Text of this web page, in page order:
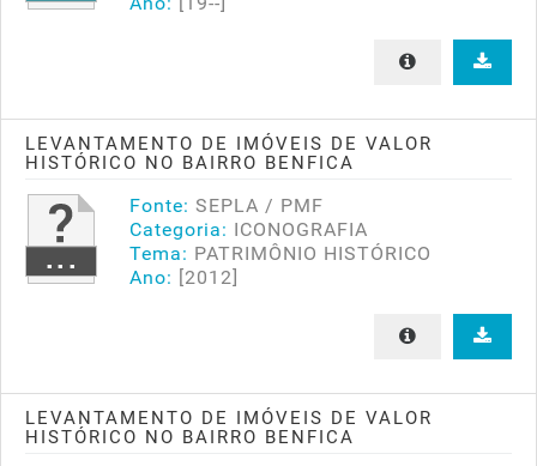
LEVANTAMENTO DE IMÓVEIS DE VALOR
HISTÓRICO NO BAIRRO BENFICA
Fonte: SEPLA / PMF
Categoria: ICONOGRAFIA
Tema: PATRIMÔNIO HISTÓRICO
Ano: [2012]
LEVANTAMENTO DE IMÓVEIS DE VALOR
HISTÓRICO NO BAIRRO BENFICA